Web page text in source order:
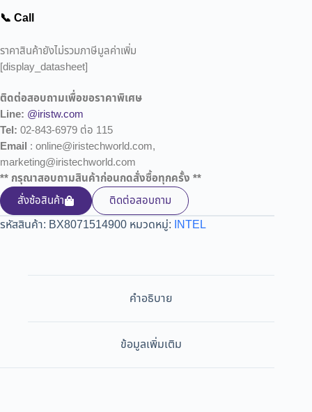
📞 Call
ราคาสินค้ายังไม่รวมภาษีมูลค่าเพิ่ม
[display_datasheet]
ติดต่อสอบถามเพื่อขอราคาพิเศษ
Line: @iristw.com
Tel: 02-843-6979 ต่อ 115
Email : online@iristechworld.com,
marketing@iristechworld.com
** กรุณาสอบถามสินค้าก่อนกดสั่งซื้อทุกครั้ง **
สั่งซ้อสินค้า
ติดต่อสอบถาม
รหัสสินค้า: BX8071514900 หมวดหมู่: INTEL
คำอธิบาย
ข้อมูลเพิ่มเติม